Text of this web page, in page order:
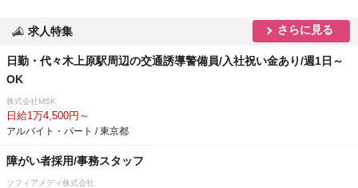
求人特集 さらに見る
日勤・代々木上原駅周辺の交通誘導警備員/入社祝い金あり/週1日～
OK
株式会社MSK
日給1万4,500円～
アルバイト・パート / 東京都
障がい者採用/事務スタッフ
ソフィアメディ株式会社